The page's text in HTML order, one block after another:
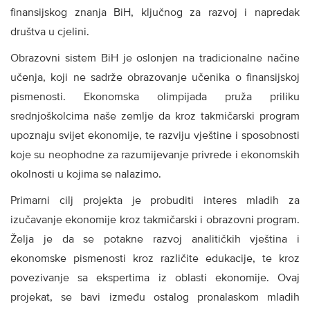
finansijskog znanja BiH, ključnog za razvoj i napredak
društva u cjelini.
Obrazovni sistem BiH je oslonjen na tradicionalne načine
učenja, koji ne sadrže obrazovanje učenika o finansijskoj
pismenosti. Ekonomska olimpijada pruža priliku
srednjoškolcima naše zemlje da kroz takmičarski program
upoznaju svijet ekonomije, te razviju vještine i sposobnosti
koje su neophodne za razumijevanje privrede i ekonomskih
okolnosti u kojima se nalazimo.
Primarni cilj projekta je probuditi interes mladih za
izučavanje ekonomije kroz takmičarski i obrazovni program.
Želja je da se potakne razvoj analitičkih vještina i
ekonomske pismenosti kroz različite edukacije, te kroz
povezivanje sa ekspertima iz oblasti ekonomije. Ovaj
projekat, se bavi između ostalog pronalaskom mladih